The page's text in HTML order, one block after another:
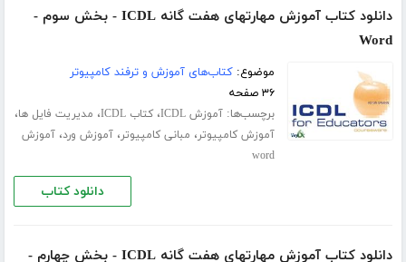
دانلود کتاب آموزش مهارتهای هفت گانه ICDL - بخش سوم -
Word
موضوع:کتاب‌های آموزش و ترفند کامپیوتر
۳۶ صفحه
برچسب‌ها:آموزش ICDL ،کتاب ICDL ، مدیریت فایل ها،
آموزش کامپیوتر، مبانی کامپیوتر،آموزش ورد،آموزش
word
دانلود کتاب
دانلود کتاب آموزش مهارتهای هفت گانه ICDL - بخش چهارم -